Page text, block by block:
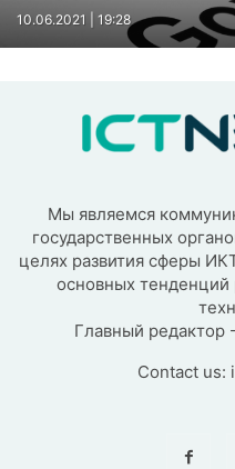
10.06.2021 | 19:28
Мы являемся
государственных
целях развития сферы
основных тенденций
Главный редактор
Contact us: